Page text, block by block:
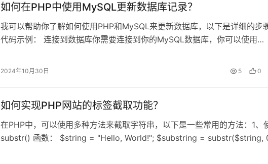
如何在PHP中使用MySQL更新数据库记录？
我可以帮助你了解如何使用PHP和MySQL来更新数据库，以下是详细的步
代码示例： 连接到数据库你需要连接到你的MySQL数据库，你可以使用
php$servername = "localhost";$userna……
2024年10月30日 5 0
如何实现PHP网站的标签截取功能？
在PHP中，可以使用多种方法来截取字符串，以下是一些常用的方法：1、
substr() 函数： $string = "Hello, World!"; $substring = substr($string,